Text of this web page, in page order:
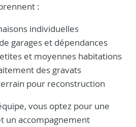
:
individuelles
garages et dépendances
et moyennes habitations
des gravats
pour reconstruction
vous optez pour une
un accompagnement